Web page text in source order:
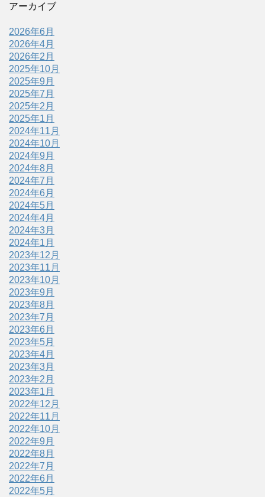
アーカイブ
2026年6月
2026年4月
2026年2月
2025年10月
2025年9月
2025年7月
2025年2月
2025年1月
2024年11月
2024年10月
2024年9月
2024年8月
2024年7月
2024年6月
2024年5月
2024年4月
2024年3月
2024年1月
2023年12月
2023年11月
2023年10月
2023年9月
2023年8月
2023年7月
2023年6月
2023年5月
2023年4月
2023年3月
2023年2月
2023年1月
2022年12月
2022年11月
2022年10月
2022年9月
2022年8月
2022年7月
2022年6月
2022年5月